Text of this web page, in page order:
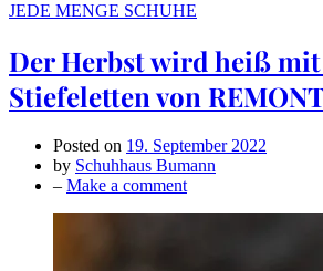
JEDE MENGE SCHUHE
Der Herbst wird heiß mit
Stiefeletten von
Posted on 19. September 2022
by Schuhhaus Bumann
– Make a commenton